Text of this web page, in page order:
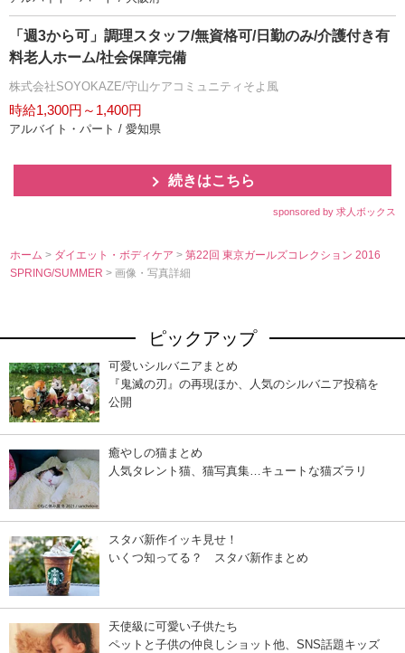
「週3から可」調理スタッフ/無資格可/日勤のみ/介護付き有
料老人ホーム/社会保障完備
株式会社SOYOKAZE/守山ケアコミュニティそよ風
時給1,300円～1,400円
アルバイト・パート / 愛知県
続きはこちら
sponsored by 求人ボックス
ホーム > ダイエット・ボディケア>第22回 東京ガールズコレクション 2016
SPRING/SUMMER> 画像・写真詳細
ピックアップ
可愛いシルバニアまとめ
『鬼滅の刃』の再現ほか、人気のシルバニア投稿を
公開
癒やしの猫まとめ
人気タレント猫、猫写真集…キュートな猫ズラリ
スタバ新作イッキ見せ！
いくつ知ってる？ スタバ新作まとめ
天使級に可愛い子供たち
ペットと子供の仲良しショット他、SNS話題キッズ